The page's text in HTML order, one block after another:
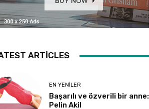
ARTICLES
EN YENILER
Başarılı ve özverili bir anne:
Pelin Akil